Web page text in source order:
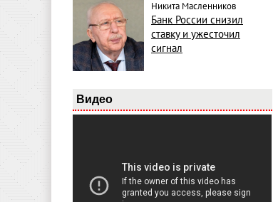
Никита Масленников
Банк России снизил
ставку и ужесточил
сигнал
Видео